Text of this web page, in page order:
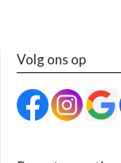
Volg ons op